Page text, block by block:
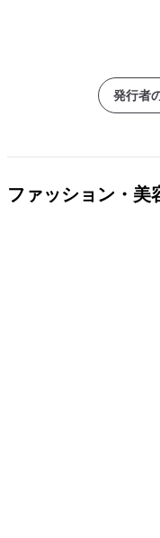
発行者
ファッション・美